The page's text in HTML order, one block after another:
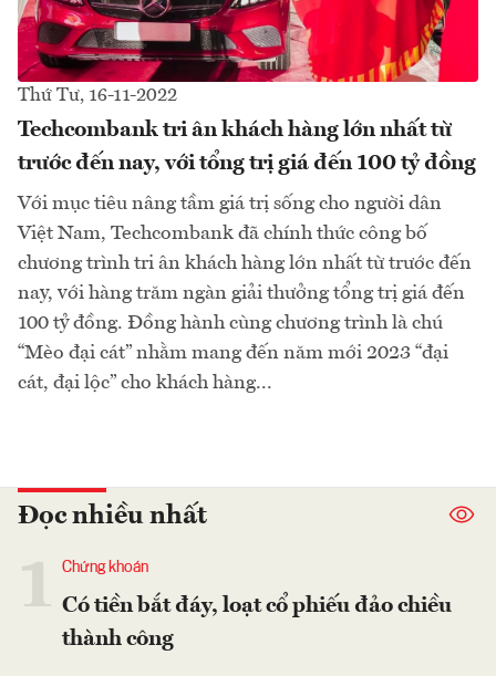
Thứ Tư, 16-11-2022
Techcombank tri ân khách hàng lớn nhất từ
trước đến nay, với tổng trị giá đến 100 tỷ đồng
Với mục tiêu nâng tầm giá trị sống cho người dân
Việt Nam, Techcombank đã chính thức công bố
chương trình tri ân khách hàng lớn nhất từ trước đến
nay, với hàng trăm ngàn giải thưởng tổng trị giá đến
100 tỷ đồng. Đồng hành cùng chương trình là chú
“Mèo đại cát” nhằm mang đến năm mới 2023 “đại
cát, đại lộc” cho khách hàng...
Đọc nhiều nhất
Chứng khoán
Có tiền bắt đáy, loạt cổ phiếu đảo chiều
thành công